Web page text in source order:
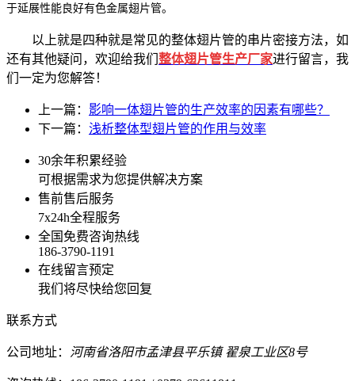
于延展性能良好有色金属翅片管。
以上就是四种就是常见的整体翅片管的串片密接方法，如
还有其他疑问，欢迎给我们 整体翅片管生产厂家进行留言，我
们一定为您解答！
上一篇： 影响一体翅片管的生产效率的因素有哪些？
下一篇： 浅析整体型翅片管的作用与效率
30余年积累经验
可根据需求为您提供解决方案
售前售后服务
7x24h全程服务
全国免费咨询热线
186-3790-1191
在线留言预定
我们将尽快给您回复
联系方式
公司地址： 河南省洛阳市孟津县平乐镇 翟泉工业区8号